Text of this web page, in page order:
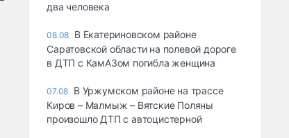
два человека
08.08 В Екатериновском районе
Саратовской области на полевой дороге
в ДТП с КамАЗом погибла женщина
07.08 В Уржумском районе на трассе
Киров – Малмыж – Вятские Поляны
произошло ДТП с автоцистерной